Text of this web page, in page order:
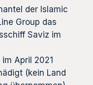
der Islamic
Group das
Saviz im
April 2021
(kein Land